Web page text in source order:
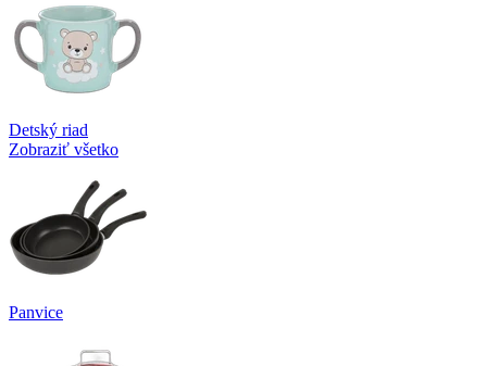
Detský riad
Zobraziť všetko
Panvice